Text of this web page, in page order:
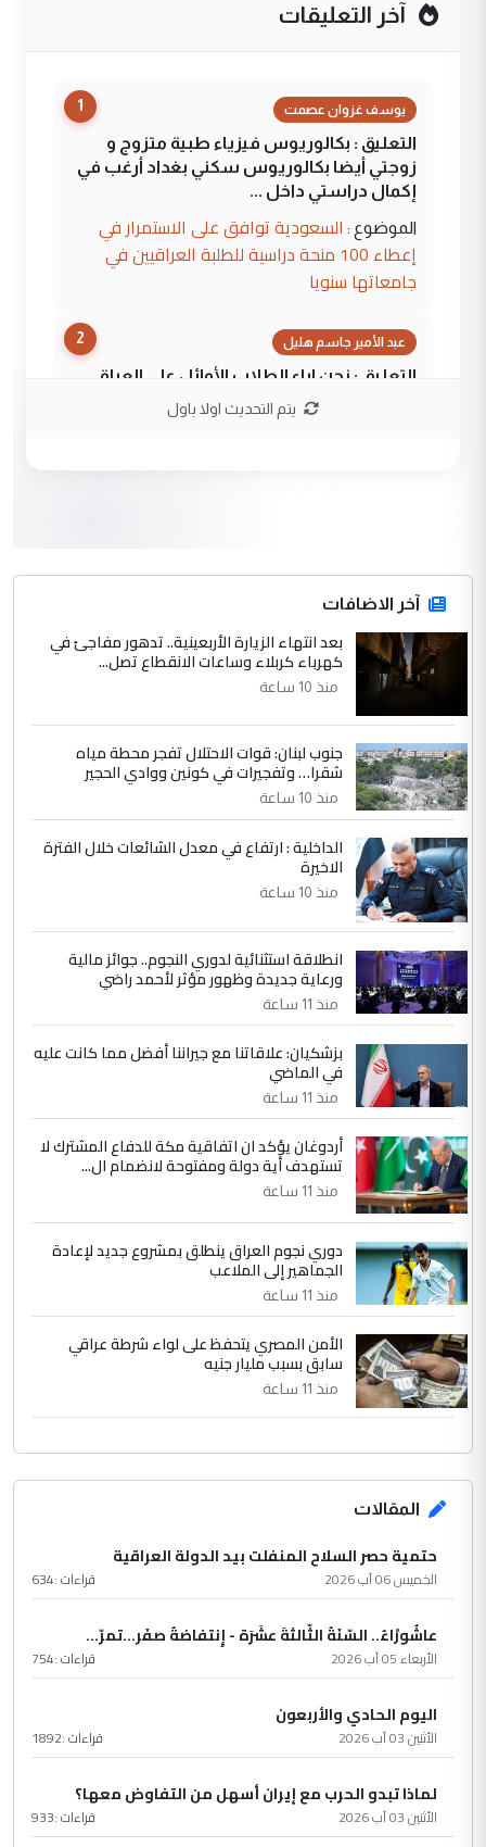
آخر التعليقات
1 يوسف غزوان عصمت
التعليق : بكالوريوس فيزياء طبية متزوج و
زوجتي أيضا بكالوريوس سكني بغداد أرغب في
إكمال دراستي داخل ...
الموضوع : السعودية توافق على الاستمرار في
إعطاء 100 منحة دراسية للطلبة العراقيين في
جامعاتها سنويا
2 عبد الأمير جاسم هليل
التعليق : نحن اباء الطلاب الأوائل على العراق
نتشرف بلقاء السيد احمد الصافي في العتبات
التعليق : قرار مستعجل جدا ولامصلحة فيه
للوزاره ولا للمواطن القرار الصائب يكون بعد
الاستماع للمدير ومغرفة ...
الموضوع :
وزير الصحة يعفي مدير مستشفى الكرخ
العام في بغداد
4 سردار
التعليق : واحد من عصابة علي ماما يسقط
جنسية الرافد الثالث للعراق ومن اصول عريقة
ابا فرات ...
الموضوع :
الجواهري يرد على صدام حسين سل
مضجعيك يابن الزنا (نص كامل)
5 سردار
التعليق : واحد من عصابة علي ماما يسقط
جنسية الرافد الثالث للعراق ومن اصول عريقة
الموضوع :
الجواهري يرد على صدام حسين سل
مضجعيك يابن الزنا (نص كامل)
يتم التحديث اولا باول
آخر الاضافات
بعد انتهاء الزيارة الأربعينية.. تدهور مفاجئ في
كهرباء كربلاء وساعات الانقطاع تصل...
منذ 10 ساعة
جنوب لبنان: قوات الاحتلال تفجر محطة مياه
شقرا… وتفجيرات في كونين ووادي الحجير
منذ 10 ساعة
الداخلية : ارتفاع في معدل الشائعات خلال الفترة
الاخيرة
منذ 10 ساعة
انطلاقة استثنائية لدوري النجوم.. جوائز مالية
ورعاية جديدة وظهور مؤثر لأحمد راضي
منذ 11 ساعة
بزشكيان: علاقاتنا مع جيراننا أفضل مما كانت عليه
في الماضي
منذ 11 ساعة
أردوغان يؤكد ان اتفاقية مكة للدفاع المشترك لا
تستهدف أية دولة ومفتوحة لانضمام ال...
منذ 11 ساعة
دوري نجوم العراق ينطلق بمشروع جديد لإعادة
الجماهير إلى الملاعب
منذ 11 ساعة
الأمن المصري يتحفظ على لواء شرطة عراقي
سابق بسبب مليار جنيه
منذ 11 ساعة
المقالات
حتمية حصر السلاح المنفلت بيد الدولة العراقية
الخميس 06 آب 2026 قراءات :634
عاشُورْاءُ.. السّنَةُ الثّالثةَ عشَرَة - إِنتفاضةُ صفَر…تمرّ...
الأربعاء 05 آب 2026 قراءات :754
اليوم الحادي والأربعون
الأثنين 03 آب 2026 قراءات :1892
لماذا تبدو الحرب مع إيران أسهل من التفاوض معها؟
الأثنين 03 آب 2026 قراءات :933